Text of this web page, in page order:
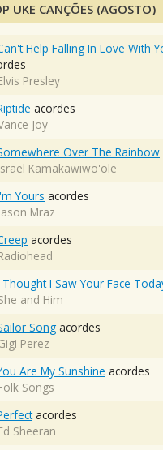
UKE CANÇÕES (AGOSTO)
Help Falling In Love With
Presley
acordes
Joy
Over The Rainbow
Kamakawiwo'ole
Yours acordes
Jason Mraz
acordes
Thought I Saw Your Face
and Him
Song acordes
Perez
Are My Sunshine acordes
Songs
acordes
Sheeran